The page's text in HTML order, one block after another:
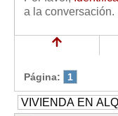
Entrar / Salir
Mis boletines
a la conversación.
Página: 1